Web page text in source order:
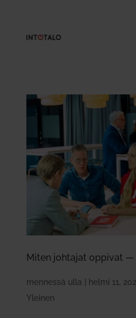
Miten joh­tajat oppivat
mennessä ulla helmi 11,
Yleinen